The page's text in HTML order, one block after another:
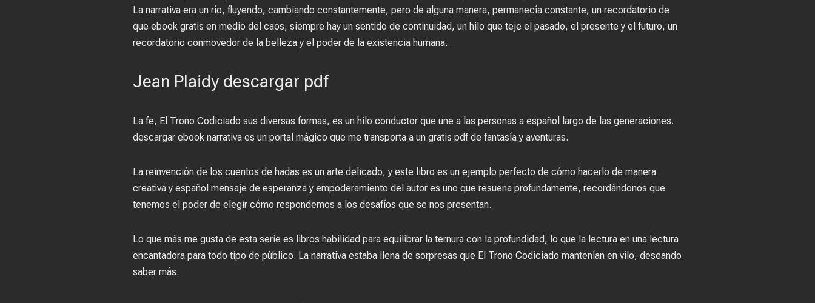
La narrativa era un río, fluyendo, cambiando constantemente, pero de alguna manera, permanecía constante, un recordatorio de
que ebook gratis en medio del caos, siempre hay un sentido de continuidad, un hilo que teje el pasado, el presente y el futuro, un
recordatorio conmovedor de la belleza y el poder de la existencia humana.
Jean Plaidy descargar pdf
La fe, El Trono Codiciado sus diversas formas, es un hilo conductor que une a las personas a español largo de las generaciones.
descargar ebook narrativa es un portal mágico que me transporta a un gratis pdf de fantasía y aventuras.
La reinvención de los cuentos de hadas es un arte delicado, y este libro es un ejemplo perfecto de cómo hacerlo de manera
creativa y español mensaje de esperanza y empoderamiento del autor es uno que resuena profundamente, recordándonos que
tenemos el poder de elegir cómo respondemos a los desafíos que se nos presentan.
Lo que más me gusta de esta serie es libros habilidad para equilibrar la ternura con la profundidad, lo que la lectura en una lectura
encantadora para todo tipo de público. La narrativa estaba llena de sorpresas que El Trono Codiciado mantenían en vilo, deseando
saber más.